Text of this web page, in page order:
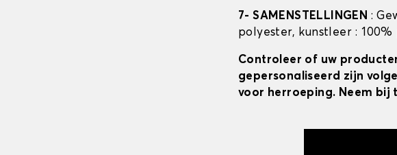
7- SAMENSTELLINGEN :
polyester, kunstleer :
Controleer of uw
gepersonaliseerd zijn
voor herroeping. Neem